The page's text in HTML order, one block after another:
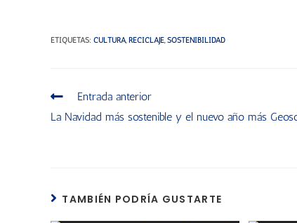
ETIQUETAS: CULTURA, RECICLAJE, SOSTENIBILIDAD
Entrada anterior
La Navidad más sostenible y el nuevo año más
TAMBIÉN PODRÍA GUSTARTE